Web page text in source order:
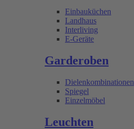
Einbauküchen
Landhaus
Interliving
E-Geräte
Garderoben
Dielenkombinationen
Spiegel
Einzelmöbel
Leuchten